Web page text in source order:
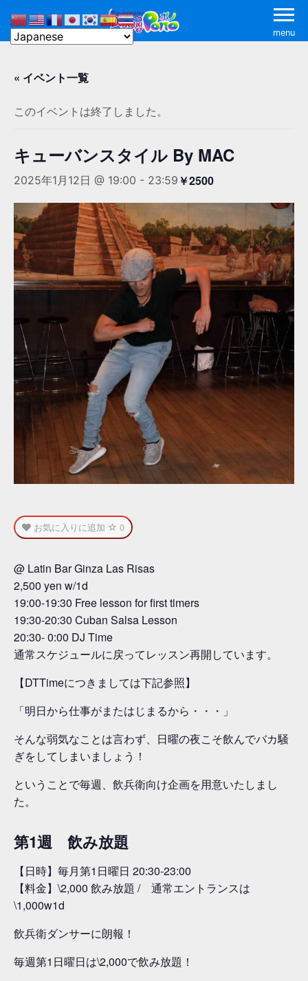
menu
« イベント一覧
このイベントは終了しました。
キューバンスタイル By MAC
2025年1月12日 @ 19:00 - 23:59 ￥2500
お気に入りに追加 0
@ Latin Bar Ginza Las Risas
2,500 yen w/1d
19:00-19:30 Free lesson for first timers
19:30-20:30 Cuban Salsa Lesson
20:30- 0:00 DJ Time
通常スケジュールに戻ってレッスン再開しています。
【DTTimeにつきましては下記参照】
「明日から仕事がまたはじまるから・・・」
そんな弱気なことは言わず、日曜の夜こそ飲んでバカ騒
ぎをしてしまいましょう！
ということで毎週、飲兵衛向け企画を用意いたしまし
た。
第1週 飲み放題
【日時】毎月第1日曜日 20:30-23:00
【料金】\2,000 飲み放題 / 通常エントランスは
\1,000w1d
飲兵衛ダンサーに朗報！
毎週第1日曜日は\2,000で飲み放題！